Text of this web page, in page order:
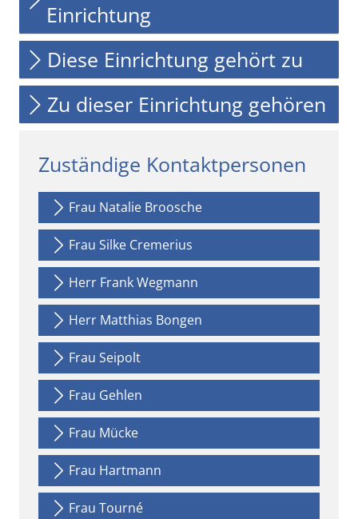
Einrichtung
Diese Einrichtung gehört zu
Zu dieser Einrichtung gehören
Zuständige Kontaktpersonen
Frau Natalie Broosche
Frau Silke Cremerius
Herr Frank Wegmann
Herr Matthias Bongen
Frau Seipolt
Frau Gehlen
Frau Mücke
Frau Hartmann
Frau Tourné